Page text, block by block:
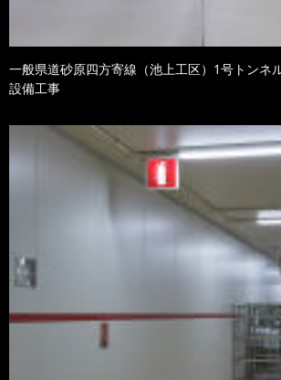
一般県道砂原四方寄線（池上工区）1号トンネ
設備工事